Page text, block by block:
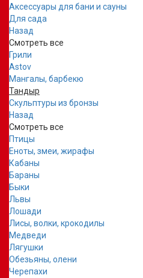
Аксессуары для бани и сауны
Для сада
Назад
Смотреть все
Грили
Astov
Мангалы, барбекю
Тандыр
Скульптуры из бронзы
Назад
Смотреть все
Птицы
Еноты, змеи, жирафы
Кабаны
Бараны
Быки
Львы
Лошади
Лисы, волки, крокодилы
Медведи
Лягушки
Обезьяны, олени
Черепахи